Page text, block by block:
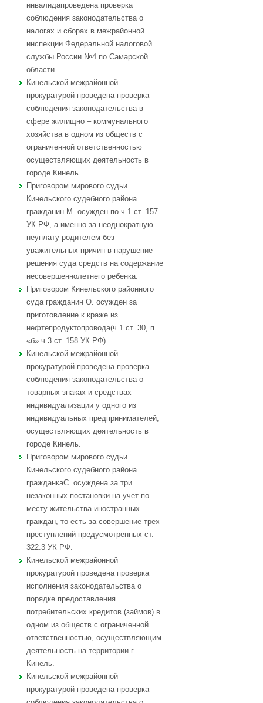
инвалидапроведена проверка
соблюдения законодательства о
налогах и сборах в межрайонной
инспекции Федеральной налоговой
службы России №4 по Самарской
области.
Кинельской межрайонной
прокуратурой проведена проверка
соблюдения законодательства в
сфере жилищно – коммунального
хозяйства в одном из обществ с
ограниченной ответственностью
осуществляющих деятельность в
городе Кинель.
Приговором мирового судьи
Кинельского судебного района
гражданин М. осужден по ч.1 ст. 157
УК РФ, а именно за неоднократную
неуплату родителем без
уважительных причин в нарушение
решения суда средств на содержание
несовершеннолетнего ребенка.
Приговором Кинельского районного
суда гражданин О. осужден за
приготовление к краже из
нефтепродуктопровода(ч.1 ст. 30, п.
«б» ч.3 ст. 158 УК РФ).
Кинельской межрайонной
прокуратурой проведена проверка
соблюдения законодательства о
товарных знаках и средствах
индивидуализации у одного из
индивидуальных предпринимателей,
осуществляющих деятельность в
городе Кинель.
Приговором мирового судьи
Кинельского судебного района
гражданкаС. осуждена за три
незаконных постановки на учет по
месту жительства иностранных
граждан, то есть за совершение трех
преступлений предусмотренных ст.
322.3 УК РФ.
Кинельской межрайонной
прокуратурой проведена проверка
исполнения законодательства о
порядке предоставления
потребительских кредитов (займов) в
одном из обществ с ограниченной
ответственностью, осуществляющим
деятельность на территории г.
Кинель.
Кинельской межрайонной
прокуратурой проведена проверка